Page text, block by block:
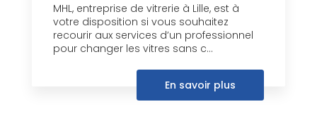
MHL, entreprise de vitrerie à Lille, est à
votre disposition si vous souhaitez
recourir aux services d’un professionnel
pour changer les vitres sans c...
En savoir plus